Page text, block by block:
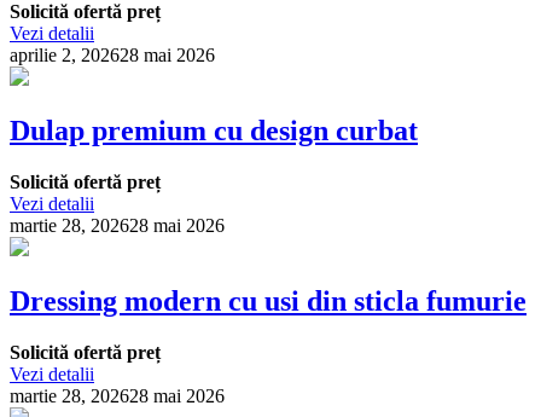
Solicită ofertă preț
Vezi detalii
aprilie 2, 202628 mai 2026
Dulap premium cu design curbat
Solicită ofertă preț
Vezi detalii
martie 28, 202628 mai 2026
Dressing modern cu usi din sticla fumurie
Solicită ofertă preț
Vezi detalii
martie 28, 202628 mai 2026